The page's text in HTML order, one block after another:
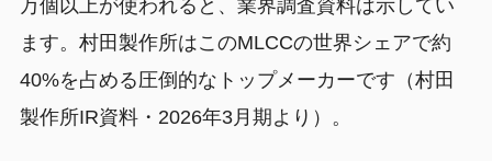
万個以上が使われると、業界調査資料は示してい
ます。村田製作所はこのMLCCの世界シェアで約
40%を占める圧倒的なトップメーカーです（村田
製作所IR資料・2026年3月期より）。